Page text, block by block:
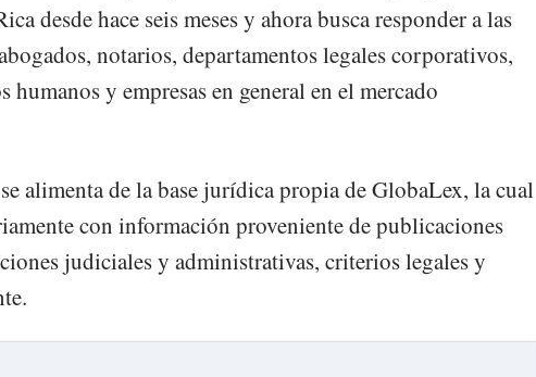
desde hace seis meses y ahora busca responder a las
notarios, departamentos legales corporativos,
humanos y empresas en general en el mercado
alimenta de la base jurídica propia de GlobaLex, la cual
con información proveniente de publicaciones
judiciales y administrativas, criterios legales y